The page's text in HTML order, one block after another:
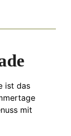
ist das
mit